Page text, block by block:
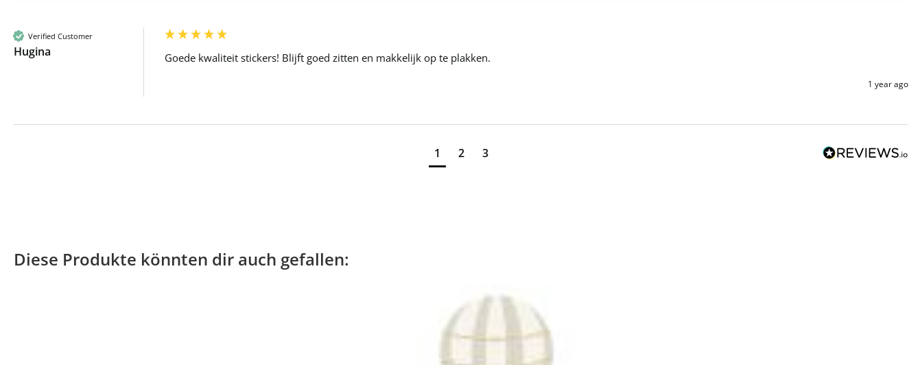
Verified Customer
Hugina Goede kwaliteit stickers! Blijft goed zitten en makkelijk op te plakken.
1 year ago
1 2 3
Diese Produkte könnten dir auch gefallen: